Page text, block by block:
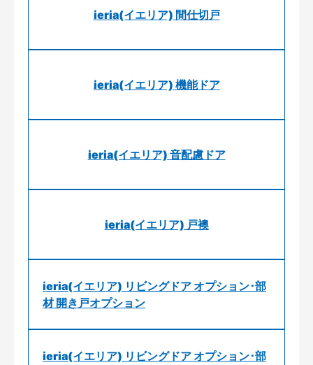
ieria(イエリア) 間仕切戸
ieria(イエリア) 機能ドア
ieria(イエリア) 音配慮ドア
ieria(イエリア) 戸襖
ieria(イエリア) リビングドア オプション･部
材 開き戸オプション
ieria(イエリア) リビングドア オプション･部